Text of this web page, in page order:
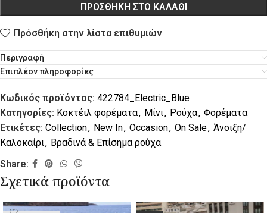
ΠΡΟΣΘΉΚΗ ΣΤΟ ΚΑΛΆΘΙ
Πρόσθήκη στην λίστα επιθυμιών
Περιγραφή
Επιπλέον πληροφορίες
Κωδικός προϊόντος: 422784_Electric_Blue
Κατηγορίες: Κοκτέιλ φορέματα, Μίνι, Ρούχα, Φορέματα
Ετικέτες: Collection, New In, Occasion, On Sale, Άνοιξη/
Καλοκαίρι, Βραδινά & Επίσημα ρούχα
Share:
Σχετικά προϊόντα